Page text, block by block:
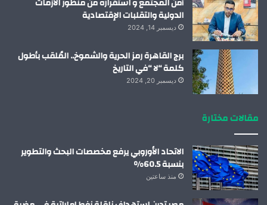
أمن المجتمع و استقراره من منظور الأزمات
الدولية والتقلبات الإقتصادية
ديسمبر 14, 2024
برج القاهرة رمز الحرية والشموخ.. المُلقب بأطول
كلمة “لا “في التاريخ
ديسمبر 20, 2024
مقالات مختارة
الاتحاد الأوروبي يرفع مخصصات البحث والتطوير
بنسبة 60.5%
منذ ساعتين